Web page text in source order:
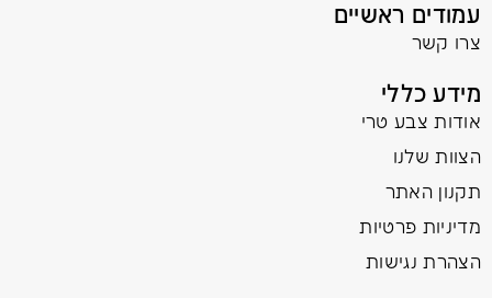
עמודים ראשיים
צרו קשר
מידע כללי
אודות צבע טרי
הצוות שלנו
תקנון האתר
מדיניות פרטיות
הצהרת נגישות